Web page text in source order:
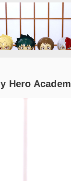
Hero